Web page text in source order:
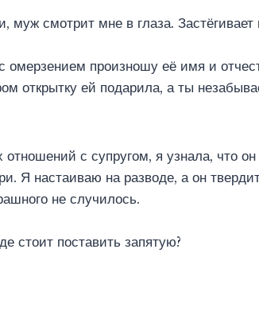
смотрит мне в глаза. Застёгивает
произношу её имя и
открытку ей подарила, а ты
отношений с супругом, я узнала, что
Я настаиваю на разводе, а он
не случилось.
стоит поставить запятую?